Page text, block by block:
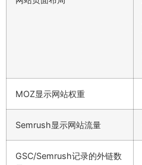
MOZ显示网站权重
Semrush显示网站流量
GSC/Semrush记录的外链数